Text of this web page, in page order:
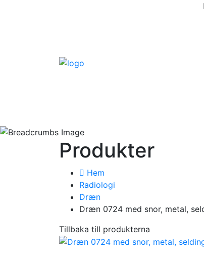
Produkter
Hem
Radiologi
Dræn
Dræn 0724 med snor, metal,
Tillbaka till produkterna